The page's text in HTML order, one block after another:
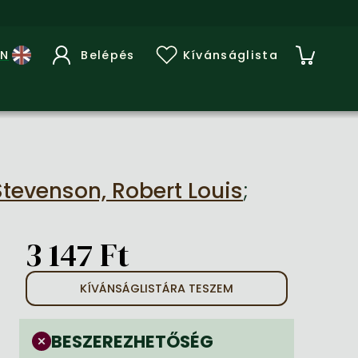
Belépés Kívánságlista
Robert Louis;
3 147 Ft
KÍVÁNSÁGLISTÁRA TESZEM
BESZEREZHETŐSÉG